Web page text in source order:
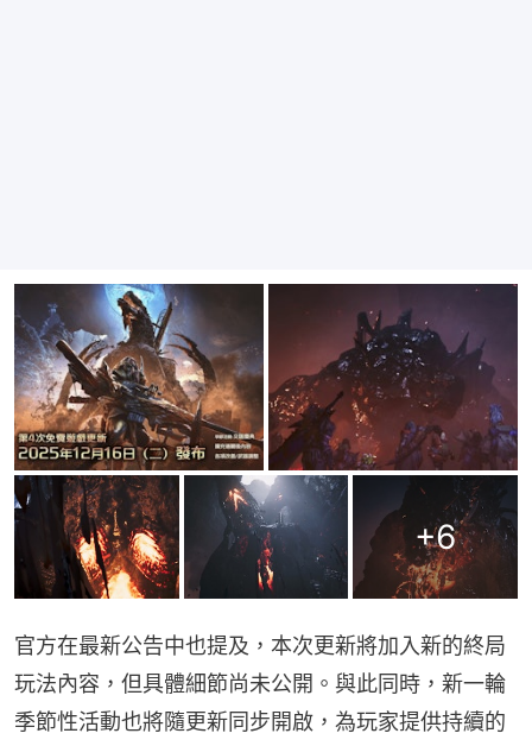
+6
官方在最新公告中也提及，本次更新將加入新的終局
玩法內容，但具體細節尚未公開。與此同時，新一輪
季節性活動也將隨更新同步開啟，為玩家提供持續的